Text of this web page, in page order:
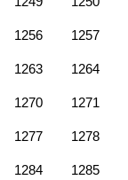
1256 1257
1263 1264
1270 1271
1277 1278
1284 1285